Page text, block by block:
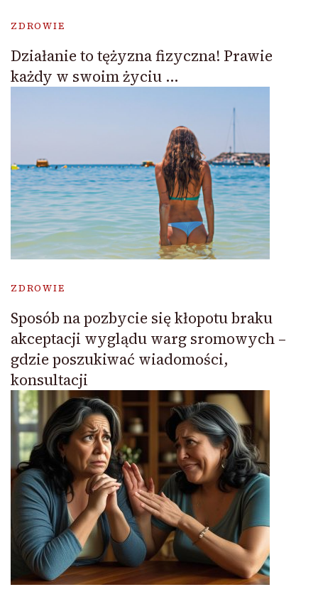
ZDROWIE
Działanie to tężyzna fizyczna! Prawie
każdy w swoim życiu …
ZDROWIE
Sposób na pozbycie się kłopotu braku
akceptacji wyglądu warg sromowych –
gdzie poszukiwać wiadomości,
konsultacji